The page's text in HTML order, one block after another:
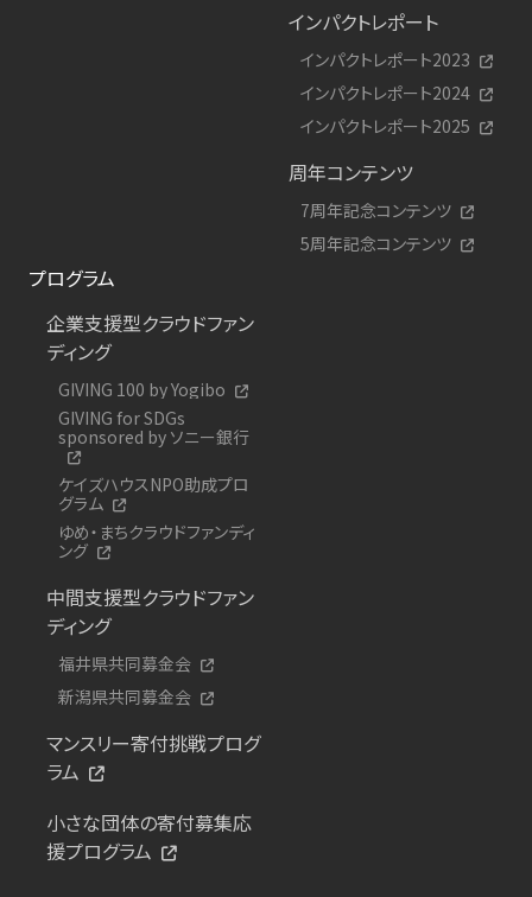
インパクトレポート
インパクトレポート2023
インパクトレポート2024
インパクトレポート2025
周年コンテンツ
7周年記念コンテンツ
5周年記念コンテンツ
プログラム
企業支援型クラウドファン
ディング
GIVING 100 by Yogibo
GIVING for SDGs
sponsored by ソニー銀行
ケイズハウスNPO助成プロ
グラム
ゆめ・まちクラウドファンディ
ング
中間支援型クラウドファン
ディング
福井県共同募金会
新潟県共同募金会
マンスリー寄付挑戦プログ
ラム
小さな団体の寄付募集応
援プログラム